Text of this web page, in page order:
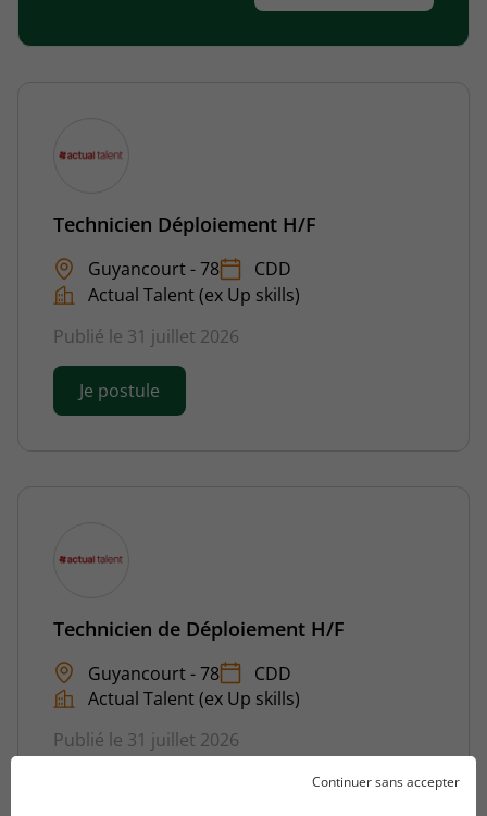
Technicien Déploiement H/F
Guyancourt - 78
CDD
Actual Talent (ex Up skills)
Publié le 31 juillet 2026
Je postule
Technicien de Déploiement H/F
Guyancourt - 78
CDD
Actual Talent (ex Up skills)
Publié le 31 juillet 2026
Continuer sans accepter